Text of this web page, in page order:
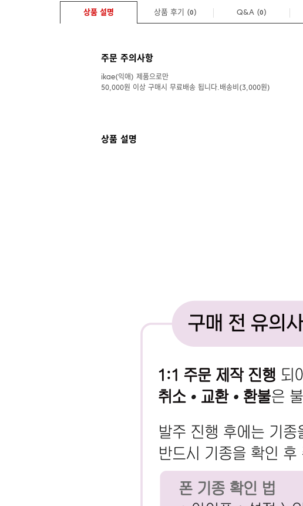
상품 설명 상품 후기 (0) Q&A (0)
주문 주의사항
ikae(익애) 제품으로만
50,000원 이상 구매시 무료배송 됩니다.배송비(3,000원)
상품 설명